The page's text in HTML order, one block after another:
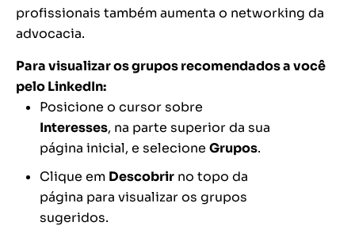
profissionais também aumenta o networking da
advocacia.
Para visualizar os grupos recomendados a você
pelo LinkedIn:
Posicione o cursor sobre
Interesses, na parte superior da sua
página inicial, e selecione Grupos.
Clique em Descobrir no topo da
página para visualizar os grupos
sugeridos.